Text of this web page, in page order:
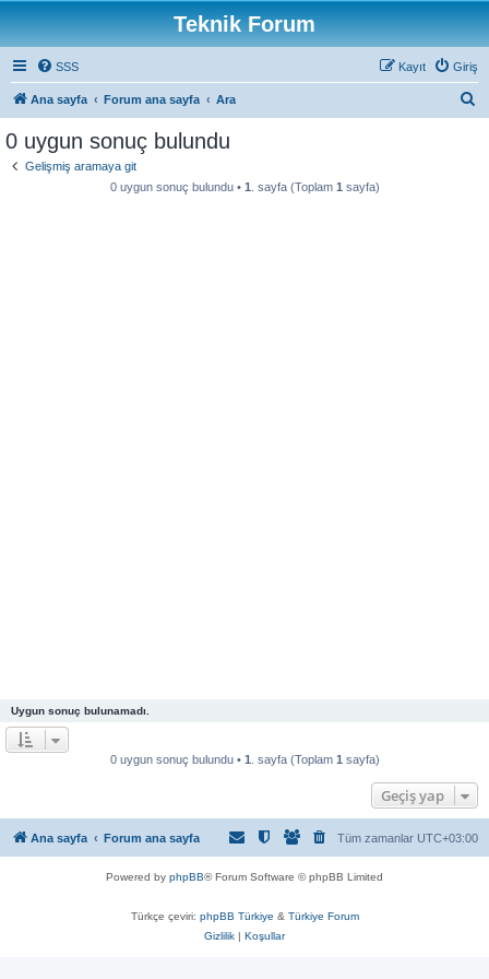
Teknik Forum
SSS Giriş
Kayıt
Ana sayfa Forum ana sayfa Ara
0 uygun sonuç bulundu
Gelişmiş aramaya git
0 uygun sonuç bulundu • 1 . sayfa (Toplam 1 sayfa)
Uygun sonuç bulunamadı.
0 uygun sonuç bulundu • 1 . sayfa (Toplam 1 sayfa)
Geçiş yap
Ana sayfa Forum ana sayfa Tüm zamanlar UTC+03:00
Powered by phpBB® Forum Software © phpBB Limited
Türkçe çeviri: phpBB Türkiye & Türkiye Forum
Gizlilik | Koşullar